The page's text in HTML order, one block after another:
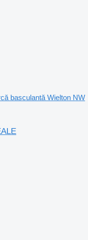
basculantă Wielton NW